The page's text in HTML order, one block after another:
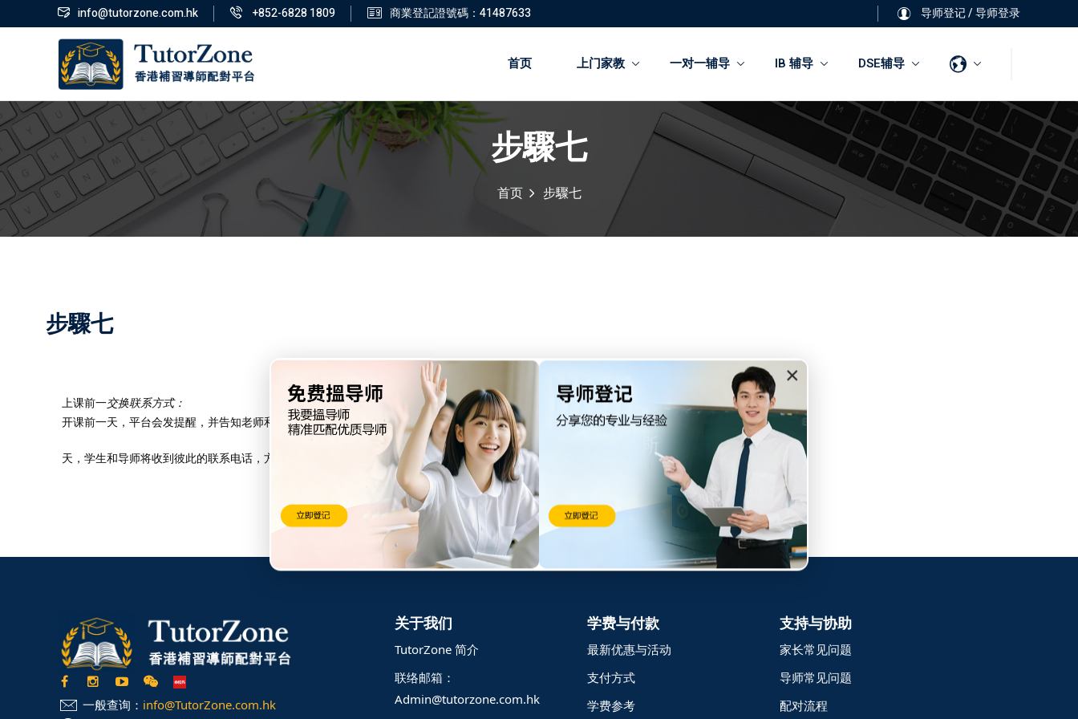
info@tutorzone.com.hk +852-6828 1809 商業登記證號碼：41487633 导师登记/导师登录
首页 上门家教 一对一辅导 IB 辅导 DSE辅导
×
步驟七
首页 步驟七
步驟七
上课前一交换联系方式：
开课前一天，平台会发提醒，并告知老师和学生的联系电话，方便直接沟通。
天，学生和导师将收到彼此的联系电话，方便直接沟通。
一般查询： info@TutorZone.com.hk
关于我们
TutorZone 简介
联络邮箱：
Admin@tutorzone.com.hk
学费与付款
最新优惠与活动
支付方式
学费参考
支持与协助
家长常见问题
导师常见问题
配对流程
登錄 註冊
登錄
您還沒有帳號?註冊
記住 我 忘記密碼?